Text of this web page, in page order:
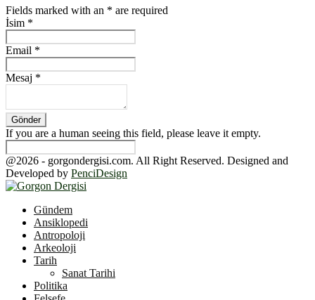
Fields marked with an * are required
İsim *
Email *
Mesaj *
If you are a human seeing this field, please leave it empty.
@2026 - gorgondergisi.com. All Right Reserved. Designed and
Developed by PenciDesign
Gündem
Ansiklopedi
Antropoloji
Arkeoloji
Tarih
Sanat Tarihi
Politika